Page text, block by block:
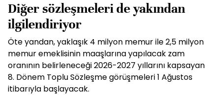
Diğer sözleşmeleri de yakından
ilgilendiriyor
Öte yandan, yaklaşık 4 milyon memur ile 2,5 milyon
memur emeklisinin maaşlarına yapılacak zam
oranının belirleneceği 2026-2027 yıllarını kapsayan
8. Dönem Toplu Sözleşme görüşmeleri 1 Ağustos
itibarıyla başlayacak.